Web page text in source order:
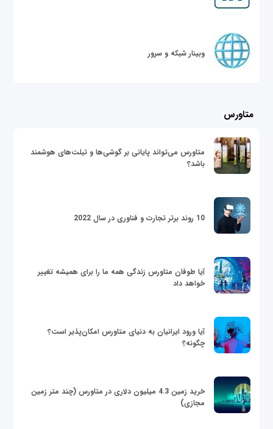
وبینار شبکه و سرور
متاورس
متاورس می‌تواند پایانی بر گوشی‌ها و تبلت‌های هوشمند
باشد؟
10 روند برتر تجارت و فناوری در سال 2022
آیا طوفان متاورس زندگی همه ما را برای همیشه تغییر
خواهد داد
آیا ورود ایرانیان به دنیای متاورس امکان‌پذیر است؟
چگونه؟
خرید زمین 4.3 میلیون دلاری در متاورس (چند متر زمین
مجازی)